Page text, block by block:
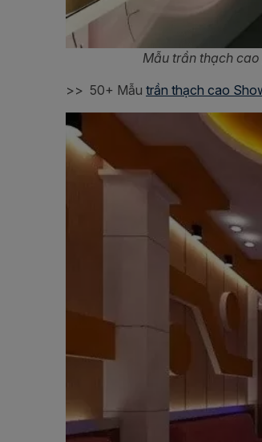
Mẫu trần thạch
>> 50+ Mẫu trần thạch cao